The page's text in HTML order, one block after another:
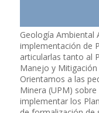
Geología Ambiental
implementación de
articularlas tanto al
Manejo y
Orientamos a las
Minera (UPM)
implementar los